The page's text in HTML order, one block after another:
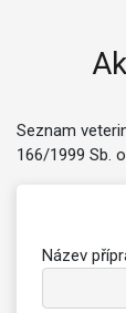
Seznam
166/1999 Sb.
Název